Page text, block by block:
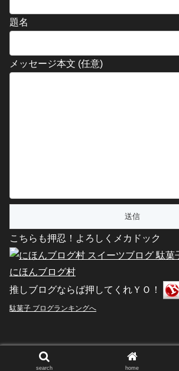
題名
メッセージ本文 (任意)
こちらも押忍！よろしくメカドック
にほんブログ村
推しブログならば押してくれＹＯ！
駄菓子 ブログランキングへ
Copyright © 2011-2026 駄菓子屋文化探訪
search home